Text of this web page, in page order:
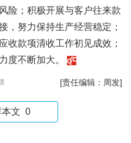
险；积极开展与客户往来款
，努力保持生产经营稳定；
收款项清收工作初见成效；
度不断加大。
[责任编辑：周发]
文 0